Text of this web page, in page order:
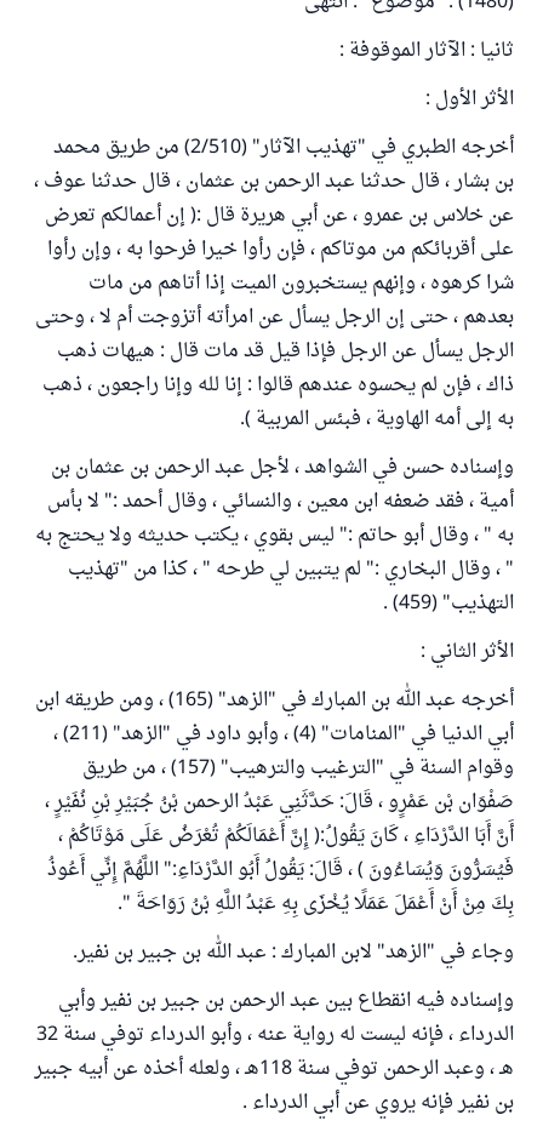
ثانيا : الآثار الموقوفة :
الأثر الأول :
أخرجه الطبري في "تهذيب الآثار" (2/510) من طريق محمد
بن بشار ، قال حدثنا عبد الرحمن بن عثمان ، قال حدثنا عوف ،
عن خلاس بن عمرو ، عن أبي هريرة قال :( إن أعمالكم تعرض
على أقربائكم من موتاكم ، فإن رأوا خيرا فرحوا به ، وإن رأوا
شرا كرهوه ، وإنهم يستخبرون الميت إذا أتاهم من مات
بعدهم ، حتى إن الرجل يسأل عن امرأته أتزوجت أم لا ، وحتى
الرجل يسأل عن الرجل فإذا قيل قد مات قال : هيهات ذهب
ذاك ، فإن لم يحسوه عندهم قالوا : إنا لله وإنا راجعون ، ذهب
به إلى أمه الهاوية ، فبئس المربية ).
وإسناده حسن في الشواهد ، لأجل عبد الرحمن بن عثمان بن
أمية ، فقد ضعفه ابن معين ، والنسائي ، وقال أحمد :" لا بأس
به " ، وقال أبو حاتم :" ليس بقوي ، يكتب حديثه ولا يحتج به
" ، وقال البخاري :" لم يتبين لي طرحه " ، كذا من "تهذيب
التهذيب" (459) .
الأثر الثاني :
أخرجه عبد الله بن المبارك في "الزهد" (165) ، ومن طريقه ابن
أبي الدنيا في "المنامات" (4) ، وأبو داود في "الزهد" (211) ،
وقوام السنة في "الترغيب والترهيب" (157) ، من طريق
صَفْوَان بْن عَمْرٍو ، قَالَ: حَدَّثَنِي عَبْدُ الرحمن بْنُ جُبَيْرِ بْنِ نُفَيْرٍ ،
أَنَّ أَبَا الدَّرْدَاءِ ، كَانَ يَقُولُ:( إِنَّ أَعْمَالَكُمْ تُعْرَضُ عَلَى مَوْتَاكُمْ ،
فَيُسَرُّونَ وَيُسَاءُونَ ) ، قَالَ: يَقُولُ أَبُو الدَّرْدَاءِ:" اللَّهُمَّ إِنِّي أَعُوذُ
بِكَ مِنْ أَنْ أَعْمَلَ عَمَلًا يُخْزَى بِهِ عَبْدُ اللَّهِ بْنُ رَوَاحَةَ ".
وجاء في "الزهد" لابن المبارك : عبد الله بن جبير بن نفير.
وإسناده فيه انقطاع بين عبد الرحمن بن جبير بن نفير وأبي
الدرداء ، فإنه ليست له رواية عنه ، وأبو الدرداء توفي سنة 32
هـ ، وعبد الرحمن توفي سنة 118هـ ، ولعله أخذه عن أبيه جبير
بن نفير فإنه يروي عن أبي الدرداء .